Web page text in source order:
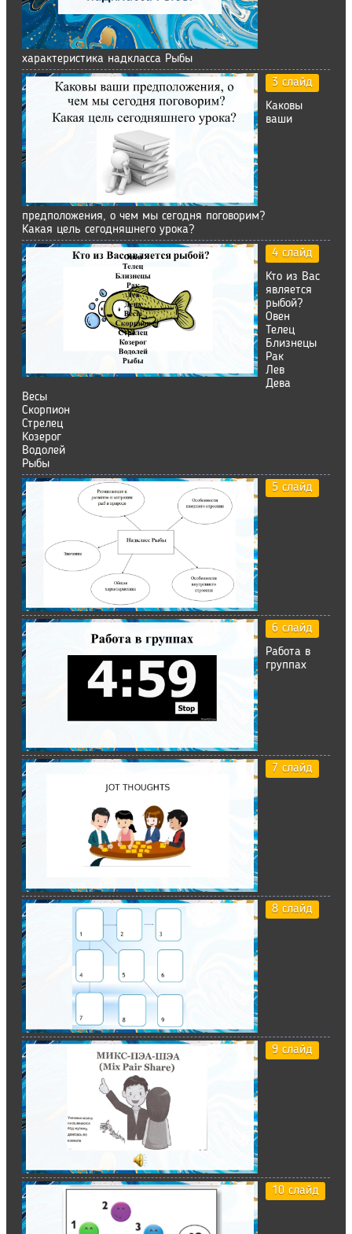
характеристика надкласса Рыбы
3 слайд
Каковы
ваши
предположения, о чем мы сегодня поговорим?
Какая цель сегодняшнего урока?
4 слайд
Кто из Вас
является
рыбой?
Овен
Телец
Близнецы
Рак
Лев
Дева
Весы
Скорпион
Стрелец
Козерог
Водолей
Рыбы
5 слайд
6 слайд
Работа в
группах
7 слайд
8 слайд
9 слайд
10 слайд